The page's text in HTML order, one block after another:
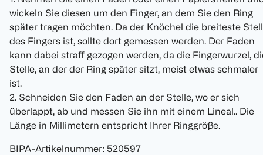
wickeln Sie diesen um den Finger, an dem Sie den Ring
später tragen möchten. Da der Knöchel die breiteste
des Fingers ist, sollte dort gemessen werden. Der Faden
kann dabei straff gezogen werden, da die Fingerwurzel,
Stelle, an der der Ring später sitzt, meist etwas schmaler
ist.
2. Schneiden Sie den Faden an der Stelle, wo er sich
überlappt, ab und messen Sie ihn mit einem Lineal.. Die
Länge in Millimetern entspricht Ihrer Ringgröße.
BIPA-Artikelnummer: 520597